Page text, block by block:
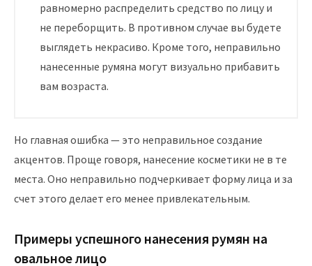
равномерно распределить средство по лицу и
не переборщить. В противном случае вы будете
выглядеть некрасиво. Кроме того, неправильно
нанесенные румяна могут визуально прибавить
вам возраста.
Но главная ошибка — это неправильное создание
акцентов. Проще говоря, нанесение косметики не в те
места. Оно неправильно подчеркивает форму лица и за
счет этого делает его менее привлекательным.
Примеры успешного нанесения румян на
овальное лицо